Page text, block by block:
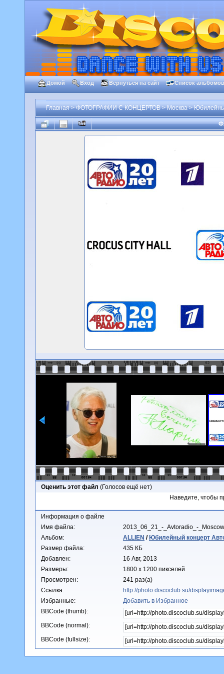
Домой Вход Вернуться на сайт Список альбомов
Главная>ФОТОГРАФИИ С КОНЦЕРТОВ>Москва>
Оценить этот файл (Голосов ещё нет)
Наведите, чтобы
Информация о файле
Имя файла:
2013_06_21_-_Avtoradio_-
Альбом:
ALLIEN / Юбилейный концерт
Размер файла:
435 КБ
Добавлен:
16 Авг, 2013
Размеры:
1800 x 1200 пикселей
Просмотрен:
241 раз(а)
Ссылка:
http://photo.discoclub.su/
Избранные:
Добавить в Избранное
BBCode (thumb):
BBCode (normal):
BBCode (fullsize):